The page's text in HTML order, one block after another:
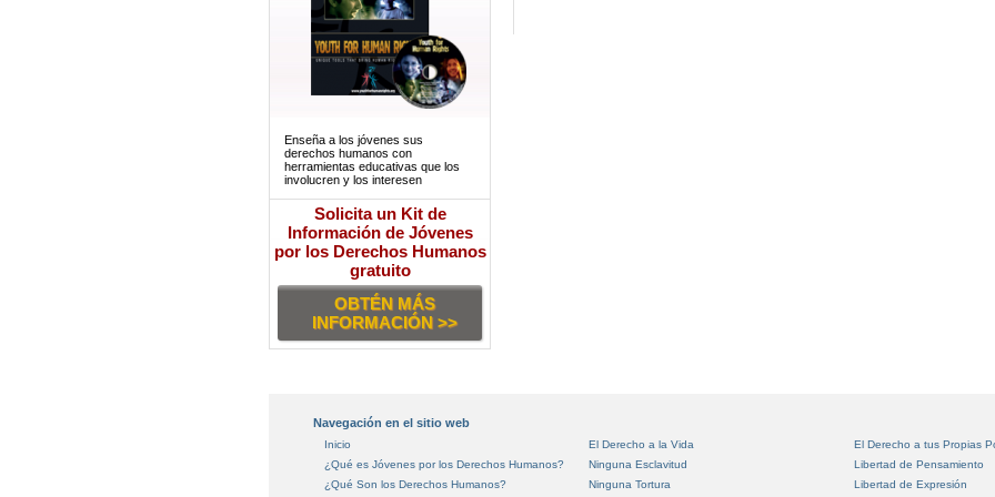
Enseña a los jóvenes sus
derechos humanos con
herramientas educativas que los
involucren y los interesen
Solicita un Kit de
Información de Jóvenes
por los Derechos Humanos
gratuito
OBTÉN MÁS
INFORMACIÓN >>
Navegación en el sitio web
Inicio
¿Qué es Jóvenes por los Derechos Humanos?
¿Qué Son los Derechos Humanos?
El Derecho a la Vida
Ninguna Esclavitud
Ninguna Tortura
El Derecho a tus Propias
Libertad de Pensamiento
Libertad de Expresión